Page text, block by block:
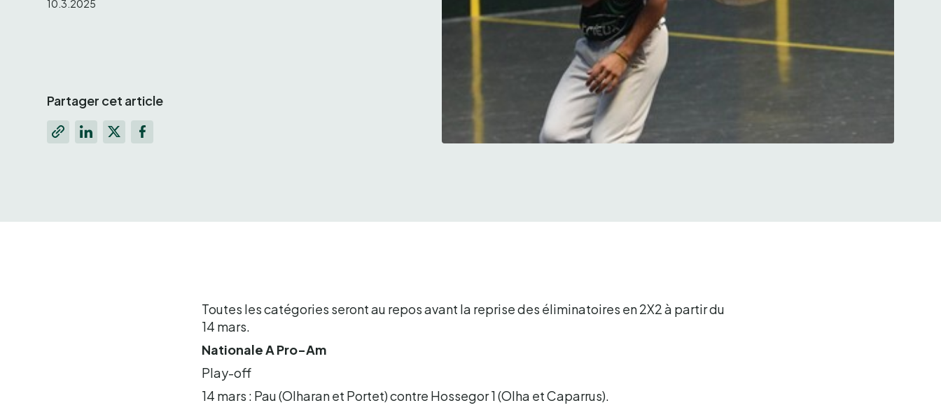
10.3.2025
Partager cet article
Toutes les catégories seront au repos avant la reprise des éliminatoires en 2X2 à partir du
14 mars.
Nationale A Pro-Am
Play-off
14 mars : Pau (Olharan et Portet) contre Hossegor 1 (Olha et Caparrus).